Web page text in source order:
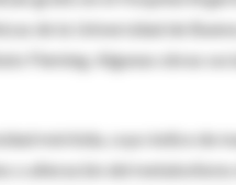
de la Universidad de
Fleming. Algunas obras
mórbida, cuyo índice de
alteración del metabolismo